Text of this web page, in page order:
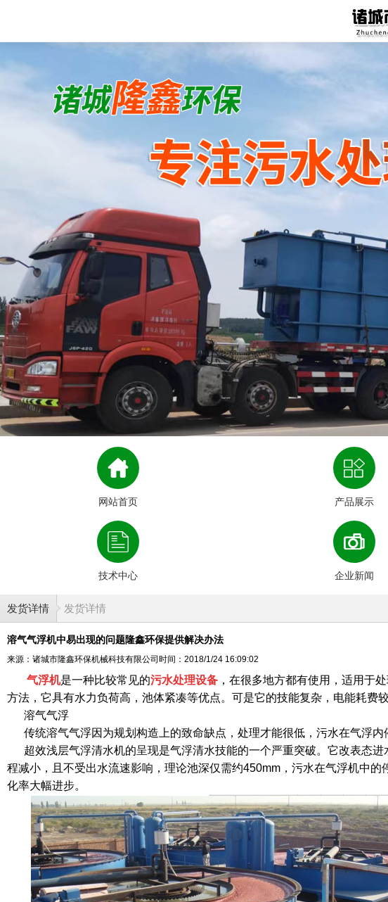
网站首页 产品展示
技术中心 企业新闻
发货详情 发货详情
溶气气浮机中易出现的问题隆鑫环保提供解决办法
来源：诸城市隆鑫环保机械科技有限公司 时间：2018/1/24 16:09:02
气浮机是一种比较常见的污水处理设备 ，在很多地方都有使用，适用于
方法，它具有水力负荷高，池体紧凑等优点。可是它的技能复杂，电能耗费
溶气气浮
传统溶气气浮因为规划构造上的致命缺点，处理才能很低，污水在气浮内
超效浅层气浮清水机的呈现是气浮清水技能的一个严重突破。它改表态进
程减小，且不受出水流速影响，理论池深仅需约450mm，污水在气浮机中
化率大幅进步。